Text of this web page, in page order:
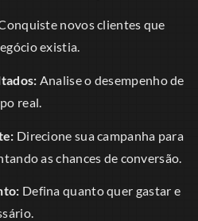
novos clientes que
existia.
Analise o desempenho de
real.
Direcione sua campanha para
as chances de conversão.
Defina quanto quer gastar e